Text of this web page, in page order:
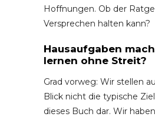
Hoffnungen. Ob der
Versprechen halten kann?
Hausaufgaben
lernen ohne Streit?
Grad vorweg: Wir stellen
Blick nicht die typische
dieses Buch dar. Wir